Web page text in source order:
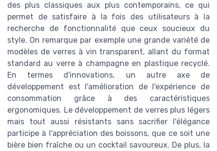
des plus classiques aux plus contemporains, ce qui
permet de satisfaire à la fois des utilisateurs à la
recherche de fonctionnalité que ceux soucieux du
style. On remarque par exemple une grande variété de
modèles de verres à vin transparent, allant du format
standard au verre à champagne en plastique recyclé.
En termes d'innovations, un autre axe de
développement est l'amélioration de l'expérience de
consommation grâce à des caractéristiques
ergonomiques. Le développement de verres plus légers
mais tout aussi résistants sans sacrifier l'élégance
participe à l'appréciation des boissons, que ce soit une
bière bien fraîche ou un cocktail savoureux. De plus, la